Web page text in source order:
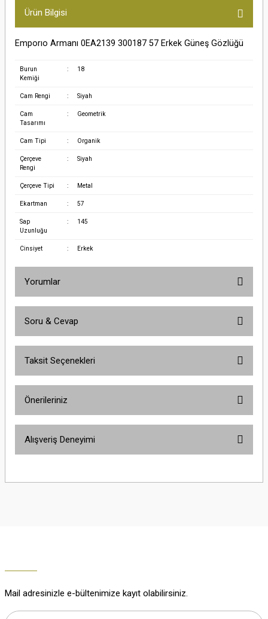
Ürün Bilgisi
Emporıo Armanı 0EA2139 300187 57 Erkek Güneş Gözlüğü
Burun
Kemiği
: 18
Cam Rengi : Siyah
Cam
Tasarımı
: Geometrik
Cam Tipi : Organik
Çerçeve
Rengi
: Siyah
Çerçeve Tipi : Metal
Ekartman : 57
Sap
Uzunluğu
: 145
Cinsiyet : Erkek
Yorumlar
Soru & Cevap
Taksit Seçenekleri
Önerileriniz
yetersiz gördüğünüz noktaları öneri formunu kullanarak tarafımıza
Alışveriş Deneyimi
Mail adresinizle e-bültenimize kayıt olabilirsiniz.